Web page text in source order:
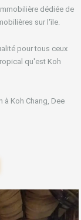
dédiée de
sur l'île.
pour tous ceux
qu'est Koh
à Koh Chang, Dee